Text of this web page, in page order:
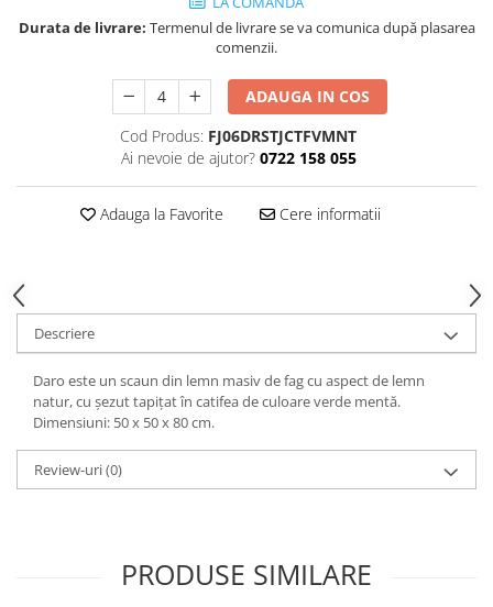
Oglinzi hol
Decoratiuni interioare
Accesorii decorative
Accesorii pentru servire
Textile pentru casa
Corpuri de iluminat
Home Office
Designers' Choice
Durata de livrare: Termenul de livrare se va comunica după plasarea
comenzii.
ADAUGA IN COS
Cod Produs: FJ06DRSTJCTFVMNT
Ai nevoie de ajutor? 0722 158 055
Adauga la Favorite Cere informatii
Descriere
Daro este un scaun din lemn masiv de fag cu aspect de lemn
natur, cu șezut tapițat în catifea de culoare verde mentă.
Dimensiuni: 50 x 50 x 80 cm.
Review-uri(0)
PRODUSE SIMILARE